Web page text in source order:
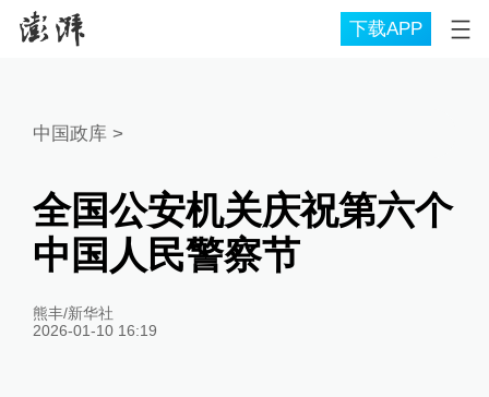
下载APP
中国政库 >
全国公安机关庆祝第六个
中国人民警察节
熊丰/新华社
2026-01-10 16:19